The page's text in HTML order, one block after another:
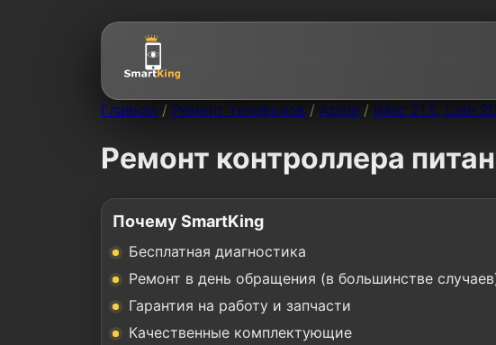
Главная / Ремонт телефонов / Apple / iMac 21.5, Late
Ремонт контроллера
Почему SmartKing
Бесплатная диагностика
Ремонт в день обращения (в большинстве
Гарантия на работу и запчасти
Качественные комплектующие